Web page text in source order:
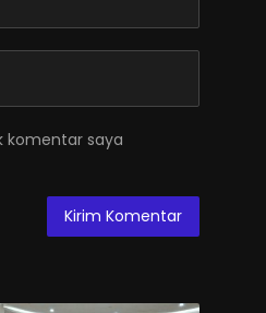
komentar saya